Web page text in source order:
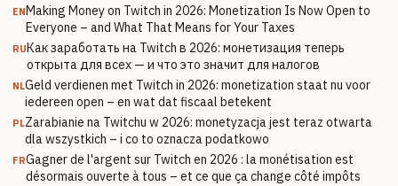
ENMaking Money on Twitch in 2026: Monetization Is Now Open to
Everyone – and What That Means for Your Taxes
RUКак заработать на Twitch в 2026: монетизация теперь
открыта для всех — и что это значит для налогов
NLGeld verdienen met Twitch in 2026: monetization staat nu voor
iedereen open – en wat dat fiscaal betekent
PLZarabianie na Twitchu w 2026: monetyzacja jest teraz otwarta
dla wszystkich – i co to oznacza podatkowo
FRGagner de l'argent sur Twitch en 2026 : la monétisation est
désormais ouverte à tous – et ce que ça change côté impôts